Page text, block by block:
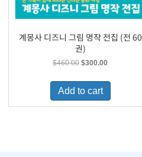
계몽사 디즈니 그림 명작 전집 (전 60
권)
$460.00 Original
was:
$460.00.
$300.00Current
is:
Add to cart